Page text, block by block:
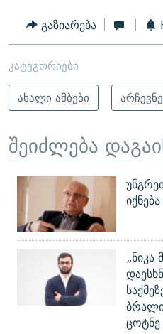
გაზიარება
კატეგორიები
ახალი ამბები
შეიძლება